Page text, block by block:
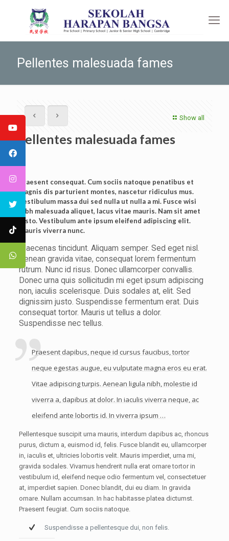
Pellentes malesuada fames
Show all
Pellentes malesuada fames
Praesent consequat. Cum sociis natoque penatibus et
magnis dis parturient montes, nascetur ridiculus mus.
Vestibulum massa dui sed nulla ut nulla a mi. Fusce wisi
nibh malesuada aliquet, lacus vitae mauris. Nam sit amet
justo. Vestibulum ante ipsum eleifend adipiscing elit.
Mauris viverra nunc.
Maecenas tincidunt. Aliquam semper. Sed eget nisl.
Aenean gravida vitae, consequat lorem fermentum
rutrum. Nunc id risus. Donec ullamcorper convallis.
Donec urna quis sollicitudin mi eget ipsum adipiscing
non, iaculis scelerisque. Duis sodales at, elit. Sed
dignissim justo. Suspendisse fermentum erat. Duis
consequat tortor. Mauris ut tellus a dolor.
Suspendisse nec tellus.
Praesent dapibus, neque id cursus faucibus, tortor
neque egestas augue, eu vulputate magna eros eu erat.
Vitae adipiscing turpis. Aenean ligula nibh, molestie id
viverra a, dapibus at dolor. In iaculis viverra neque, ac
eleifend ante lobortis id. In viverra ipsum …
Pellentesque suscipit urna mauris, interdum dapibus ac, rhoncus
purus, dictum a, euismod id, felis. Fusce blandit eu, ullamcorper
in, iaculis et, ultricies lobortis velit. Mauris imperdiet, urna mi,
gravida sodales. Vivamus hendrerit nulla erat ornare tortor in
vestibulum id, eleifend neque odio fermentum vel, consectetuer
at, imperdiet sapien. Donec blandit, dui eu diam. In gravida
ornare. Nullam accumsan. In hac habitasse platea dictumst.
Praesent feugiat. Cum sociis natoque.
Suspendisse a pellentesque dui, non felis.